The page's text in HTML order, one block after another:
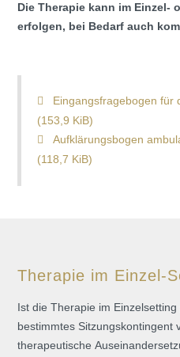
Die Therapie kann im Einzel-
erfolgen, bei Bedarf auch
Eingangsfragebogen für
(153,9 KiB)
Aufklärungsbogen
(118,7 KiB)
Therapie im Einzel-
Ist die Therapie im
bestimmtes Sitzungskontingent
therapeutische